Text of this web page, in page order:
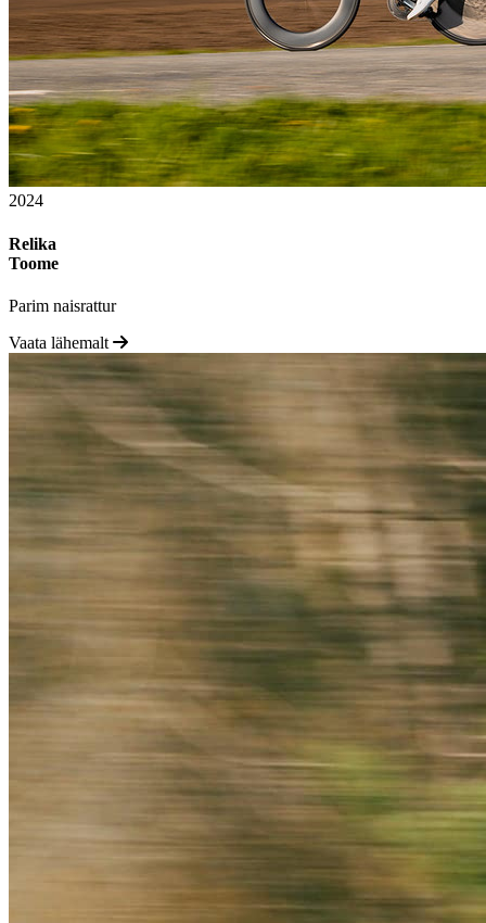
2024
Relika
Toome
Parim naisrattur
Vaata lähemalt